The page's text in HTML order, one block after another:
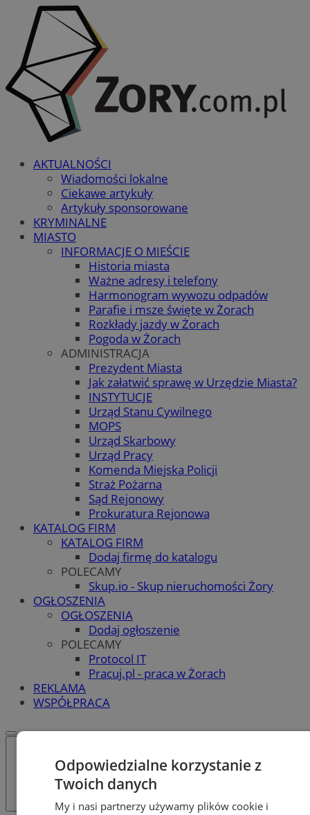
AKTUALNOŚCI
Wiadomości lokalne
Ciekawe artykuły
Artykuły sponsorowane
KRYMINALNE
MIASTO
INFORMACJE O MIEŚCIE
Historia miasta
Ważne adresy i telefony
Harmonogram wywozu odpadów
Parafie i msze święte w Żorach
Rozkłady jazdy w Żorach
Pogoda w Żorach
ADMINISTRACJA
Prezydent Miasta
Jak załatwić sprawę w Urzędzie Miasta?
INSTYTUCJE
Urząd Stanu Cywilnego
MOPS
Urząd Skarbowy
Urząd Pracy
Komenda Miejska Policji
Straż Pożarna
Sąd Rejonowy
Prokuratura Rejonowa
KATALOG FIRM
KATALOG FIRM
Dodaj firmę do katalogu
POLECAMY
Skup.io - Skup nieruchomości Żory
OGŁOSZENIA
OGŁOSZENIA
Dodaj ogłoszenie
POLECAMY
Protocol IT
Pracuj.pl - praca w Żorach
REKLAMA
WSPÓŁPRACA
Odpowiedzialne korzystanie z
Twoich danych
My i nasi partnerzy używamy plików cookie i